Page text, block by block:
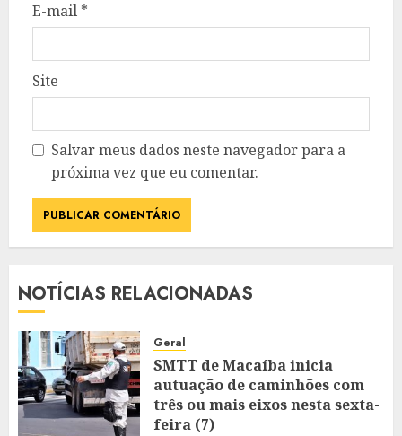
E-mail *
Site
Salvar meus dados neste navegador para a
próxima vez que eu comentar.
NOTÍCIAS RELACIONADAS
Geral
SMTT de Macaíba inicia
autuação de caminhões com
três ou mais eixos nesta sexta-
feira (7)